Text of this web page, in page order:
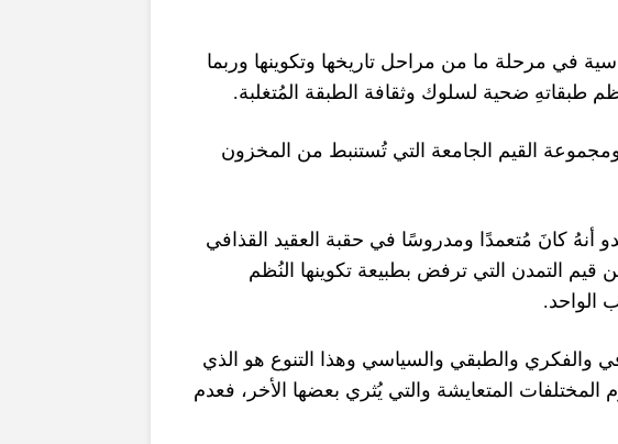
في مرحلة ما من مراحل تاريخها وتكوينها وربما
طبقاتهِ ضحية لسلوك وثقافة الطبقة المُتغلبة.
القيم الجامعة التي تُستنبط من المخزون
أنهُ كانَ مُتعمدًا ومدروسًا في حقبة العقيد القذافي
قيم التمدن التي ترفض بطبيعة تكوينها النُظم
الواحد.
والفكري والطبقي والسياسي وهذا التنوع هو الذي
المتعايشة والتي يُثري بعضها الأخر، فعدم